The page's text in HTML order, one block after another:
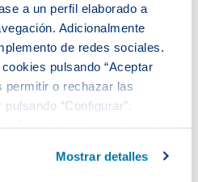
a un perfil elaborado a
Adicionalmente
de redes sociales.
pulsando “Aceptar
permitir o rechazar las
“Configurar”.
el sitio web funcione y que
Mostrar detalles
2022-2024.